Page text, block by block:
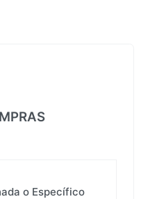
o Específico